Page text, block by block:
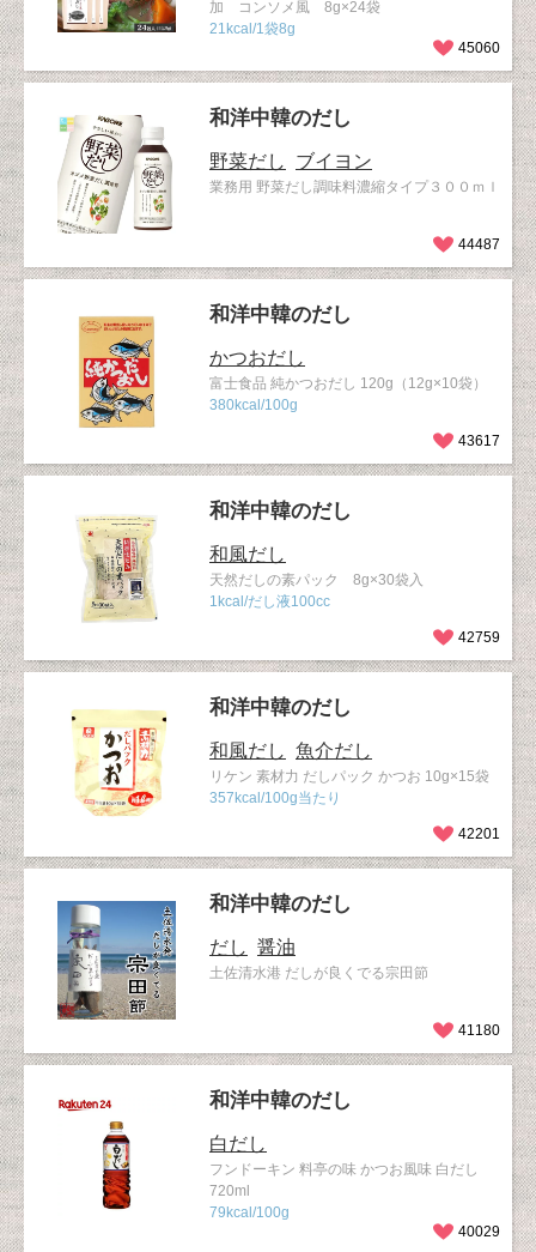
加 コンソメ風 8g×24袋
21kcal/1袋8g
45060
和洋中韓のだし
野菜だし ブイヨン
業務用 野菜だし調味料濃縮タイプ３００ｍｌ
44487
和洋中韓のだし
かつおだし
富士食品 純かつおだし 120g（12g×10袋）
380kcal/100g
43617
和洋中韓のだし
和風だし
天然だしの素パック 8g×30袋入
1kcal/だし液100cc
42759
和洋中韓のだし
和風だし 魚介だし
リケン 素材力 だしパック かつお 10g×15袋
357kcal/100g当たり
42201
和洋中韓のだし
だし 醤油
土佐清水港 だしが良くでる宗田節
41180
和洋中韓のだし
白だし
フンドーキン 料亭の味 かつお風味 白だし
720ml
79kcal/100g
40029